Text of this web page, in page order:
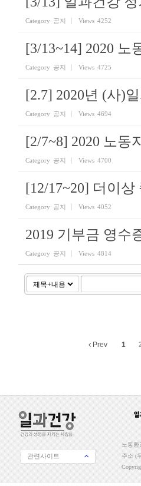
Category 공지 Views 4252
[3/13~14] 2020 노
Category 공지 Views 4725
[2.7] 2020년 (사)
Category 공지 Views 4694
[2/7~8] 2020 노동
Category 공지 Views 4700
[12/17~20] 더이
Category 공지 Views 4052
2019 기부금 영수
Category 공지 Views 4814
Prev 1
관련사이트
노동환
주소 (